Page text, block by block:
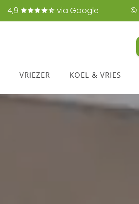
4,9 via Google
VRIEZER KOEL & VRIES